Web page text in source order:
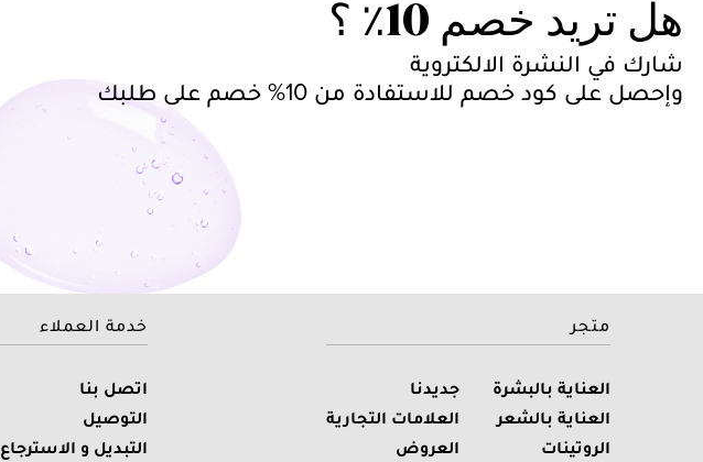
هل تريد خصم 10٪ ؟
شارك في النشرة الالكتروية
وإحصل على كود خصم للاستفادة من 10% خصم على طلبك
متجر
العناية بالبشرة
العناية بالشعر
الروتينات
جديدنا
العلامات التجارية
العروض
خدمة العملاء
اتصل بنا
التوصيل
التبديل و الاسترجاع